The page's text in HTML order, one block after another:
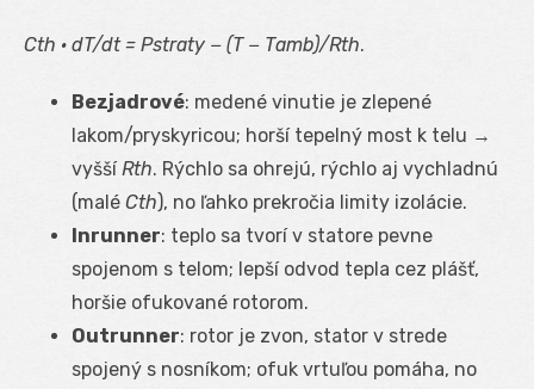
Cth · dT/dt = Pstraty − (T − Tamb)/Rth.
Bezjadrové: medené vinutie je zlepené
lakom/pryskyricou; horší tepelný most k telu →
vyššíRth. Rýchlo sa ohrejú, rýchlo aj vychladnú
(malé Cth), no ľahko prekročia limity izolácie.
Inrunner: teplo sa tvorí v statore pevne
spojenom s telom; lepší odvod tepla cez plášť,
horšie ofukované rotorom.
Outrunner: rotor je zvon, stator v strede
spojený s nosníkom; ofuk vrtuľou pomáha, no